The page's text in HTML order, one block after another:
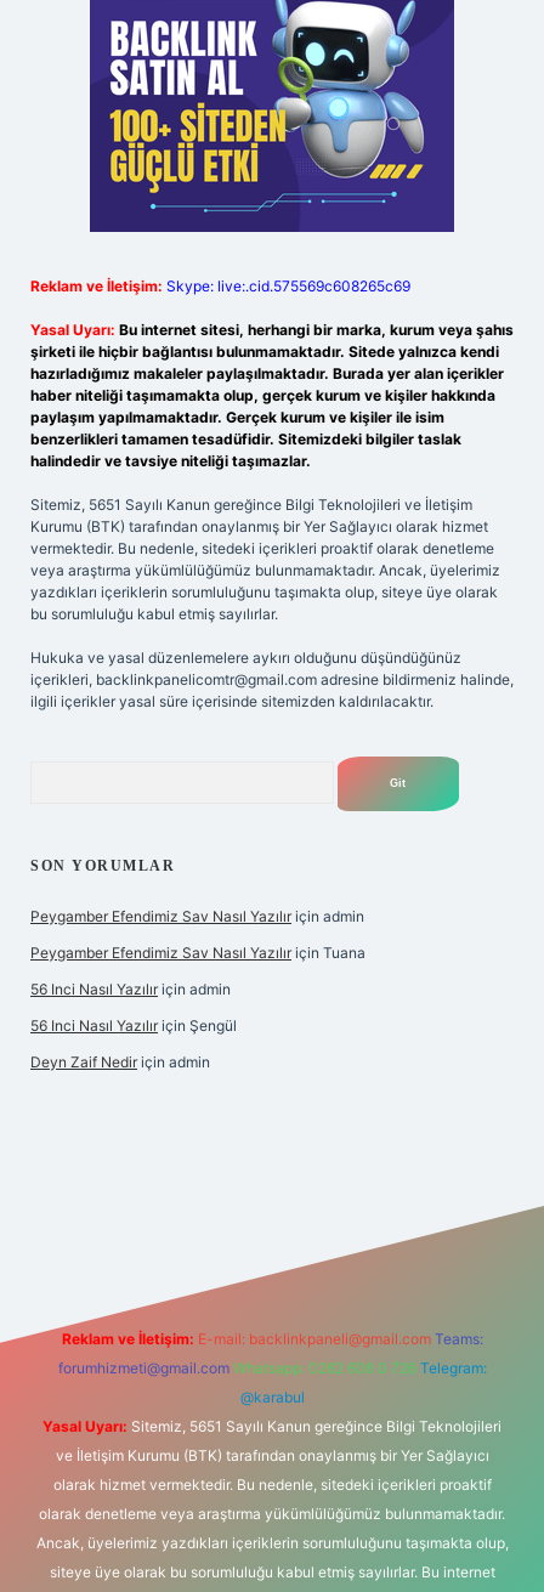
Reklam ve İletişim: Skype: live:.cid.575569c608265c69
Yasal Uyarı: Bu internet sitesi, herhangi bir marka, kurum veya şahıs
şirketi ile hiçbir bağlantısı bulunmamaktadır. Sitede yalnızca kendi
hazırladığımız makaleler paylaşılmaktadır. Burada yer alan içerikler
haber niteliği taşımamakta olup, gerçek kurum ve kişiler hakkında
paylaşım yapılmamaktadır. Gerçek kurum ve kişiler ile isim
benzerlikleri tamamen tesadüfidir. Sitemizdeki bilgiler taslak
halindedir ve tavsiye niteliği taşımazlar.
Sitemiz, 5651 Sayılı Kanun gereğince Bilgi Teknolojileri ve İletişim
Kurumu (BTK) tarafından onaylanmış bir Yer Sağlayıcı olarak hizmet
vermektedir. Bu nedenle, sitedeki içerikleri proaktif olarak denetleme
veya araştırma yükümlülüğümüz bulunmamaktadır. Ancak, üyelerimiz
yazdıkları içeriklerin sorumluluğunu taşımakta olup, siteye üye olarak
bu sorumluluğu kabul etmiş sayılırlar.
Hukuka ve yasal düzenlemelere aykırı olduğunu düşündüğünüz
içerikleri, backlinkpanelicomtr@gmail.com adresine bildirmeniz halinde,
ilgili içerikler yasal süre içerisinde sitemizden kaldırılacaktır.
SON YORUMLAR
Peygamber Efendimiz Sav Nasıl Yazılır için admin
Peygamber Efendimiz Sav Nasıl Yazılır için Tuana
56 Inci Nasıl Yazılır için admin
56 Inci Nasıl Yazılır için Şengül
Deyn Zaif Nedir için admin
Reklam ve İletişim: E-mail: backlinkpaneli@gmail.com Teams:
forumhizmeti@gmail.com Whatsapp: 0262 606 0 726 Telegram:
@karabul
Yasal Uyarı: Sitemiz, 5651 Sayılı Kanun gereğince Bilgi Teknolojileri
ve İletişim Kurumu (BTK) tarafından onaylanmış bir Yer Sağlayıcı
olarak hizmet vermektedir. Bu nedenle, sitedeki içerikleri proaktif
olarak denetleme veya araştırma yükümlülüğümüz bulunmamaktadır.
Ancak, üyelerimiz yazdıkları içeriklerin sorumluluğunu taşımakta olup,
siteye üye olarak bu sorumluluğu kabul etmiş sayılırlar. Bu internet